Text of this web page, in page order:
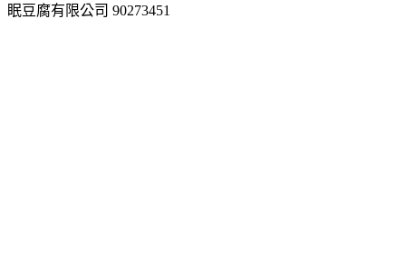
眠豆腐有限公司 90273451